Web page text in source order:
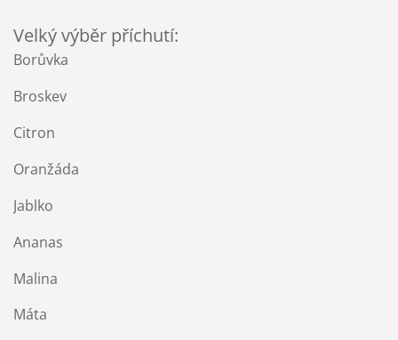
Velký výběr příchutí:
Borůvka
Broskev
Citron
Oranžáda
Jablko
Ananas
Malina
Máta